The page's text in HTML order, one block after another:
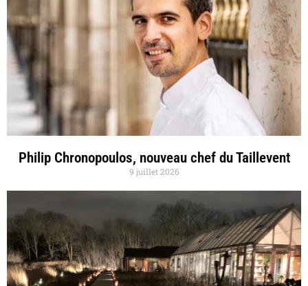
Philip Chronopoulos, nouveau chef du Taillevent
9 juillet 2026